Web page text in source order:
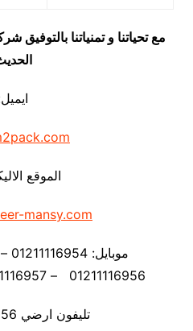
مع تحياتنا و تمنياتنا
الموقع
mansy.com
تليفون ارضي 0225880056